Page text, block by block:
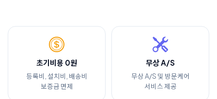
초기비용 0원
등록비, 설치비, 배송비
보증금 면제
무상 A/S
무상 A/S 및 방문케어
서비스 제공